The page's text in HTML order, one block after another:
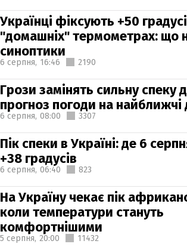
Українці фіксують +50
"домашніх" термометрах: що
синоптики
6 серпня, 16:46 2190
Грози замінять сильну спеку
прогноз погоди на найближчі
6 серпня, 08:00 3307
Пік спеки в Україні: де 6
+38 градусів
6 серпня, 06:40 823
На Україну чекає пік
коли температури стануть
комфортнішими
5 серпня, 20:00 11432